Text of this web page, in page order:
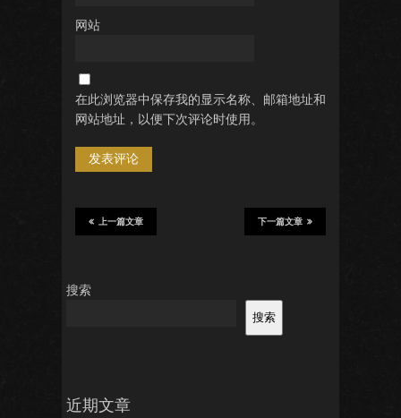
网站
在此浏览器中保存我的显示名称、邮箱地址和
网站地址，以便下次评论时使用。
下一篇文章
上一篇文章
搜索
搜索
近期文章